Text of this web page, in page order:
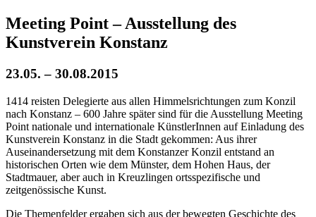
Meeting Point – Ausstellung des
Kunstverein Konstanz
23.05. – 30.08.2015
1414 reisten Delegierte aus allen Himmelsrichtungen zum Konzil
nach Konstanz – 600 Jahre später sind für die Ausstellung Meeting
Point nationale und internationale KünstlerInnen auf Einladung des
Kunstverein Konstanz in die Stadt gekommen: Aus ihrer
Auseinandersetzung mit dem Konstanzer Konzil entstand an
historischen Orten wie dem Münster, dem Hohen Haus, der
Stadtmauer, aber auch in Kreuzlingen ortsspezifische und
zeitgenössische Kunst.
Die Themenfelder ergaben sich aus der bewegten Geschichte des